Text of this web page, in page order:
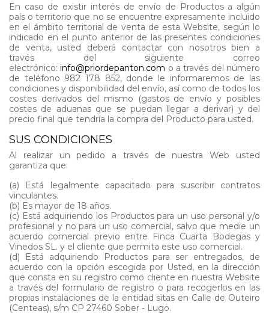
En caso de existir interés de envío de Productos a algún
país o territorio que no se encuentre expresamente incluido
en el ámbito territorial de venta de esta Website, según lo
indicado en el punto anterior de las presentes condiciones
de venta, usted deberá contactar con nosotros bien a
través del siguiente correo
electrónico:info@priordepanton.com o a través del número
de teléfono 982 178 852, donde le informaremos de las
condiciones y disponibilidad del envío, así como de todos los
costes derivados del mismo (gastos de envío y posibles
costes de aduanas que se puedan llegar a derivar) y del
precio final que tendría la compra del Producto para usted.
SUS CONDICIONES
Al realizar un pedido a través de nuestra Web usted
garantiza que:
(a) Está legalmente capacitado para suscribir contratos
vinculantes.
(b) Es mayor de 18 años.
(c) Está adquiriendo los Productos para un uso personal y/o
profesional y no para un uso comercial, salvo que medie un
acuerdo comercial previo entre Finca Cuarta Bodegas y
Vinedos SL. y el cliente que permita este uso comercial.
(d) Está adquiriendo Productos para ser entregados, de
acuerdo con la opción escogida por Usted, en la dirección
que consta en su registro como cliente en nuestra Website
a través del formulario de registro o para recogerlos en las
propias instalaciones de la entidad sitas en Calle de Outeiro
(Centeas), s/m CP 27460 Sober - Lugo.